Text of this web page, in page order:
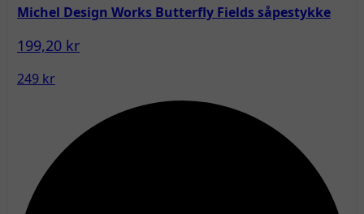
Michel Design Works Butterfly Fields såpestykke
199,20 kr
249 kr